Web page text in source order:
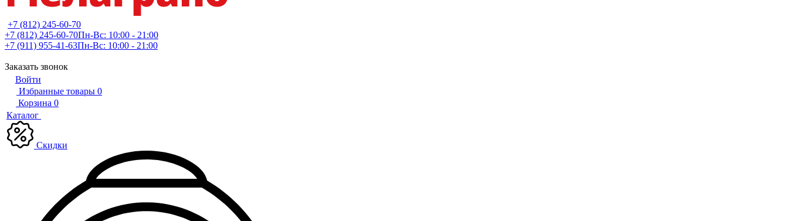
+7 (812) 245-60-70
+7 (812) 245-60-70Пн-Вс: 10:00 - 21:00
+7 (911) 955-41-63Пн-Вс: 10:00 - 21:00
Заказать звонок
Войти
Избранные товары 0
Корзина 0
Каталог
Скидки